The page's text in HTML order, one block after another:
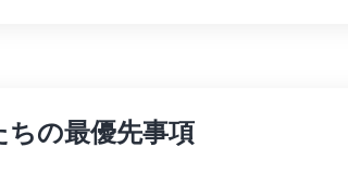
の最優先事項